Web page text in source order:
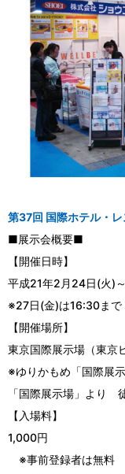
第37回 国際ホテル・レ
■展示会概要■
【開催日時】
平成21年2月24日(火
※27日(金)は16:30まで
【開催場所】
東京国際展示場（東
※ゆりかもめ「国際
「国際展示場」より
【入場料】
1,000円
※事前登録者は無料